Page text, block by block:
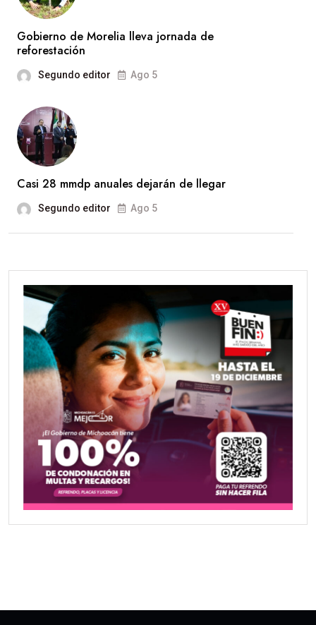
Gobierno de Morelia lleva jornada de
reforestación
Segundo editor Ago 5
Casi 28 mmdp anuales dejarán de llegar
Segundo editor Ago 5